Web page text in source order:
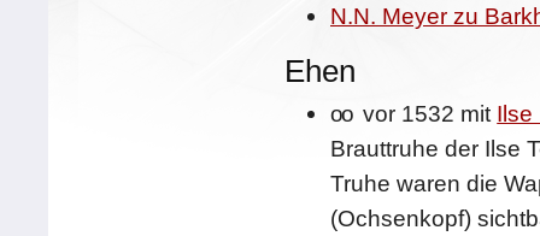
N.N. Meyer zu
Ehen
oo vor 1532 mit Ilse
Brauttruhe der Ilse
Truhe waren die
(Ochsenkopf)